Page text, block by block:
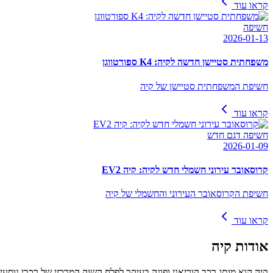
קראו עוד
חשיפה
2026-01-13
משפחתית סטיישן חדשה לקיה: K4 ספורטווגן
חשיפת המשפחתית סטיישן של קיה
קראו עוד
חשיפה דגם חדש
2026-01-09
קרוסאובר עירוני חשמלי חדש לקיה: קיה EV2
חשיפת הקרוסאובר העירוני והחשמלי של קיה
קראו עוד
אודות קיה